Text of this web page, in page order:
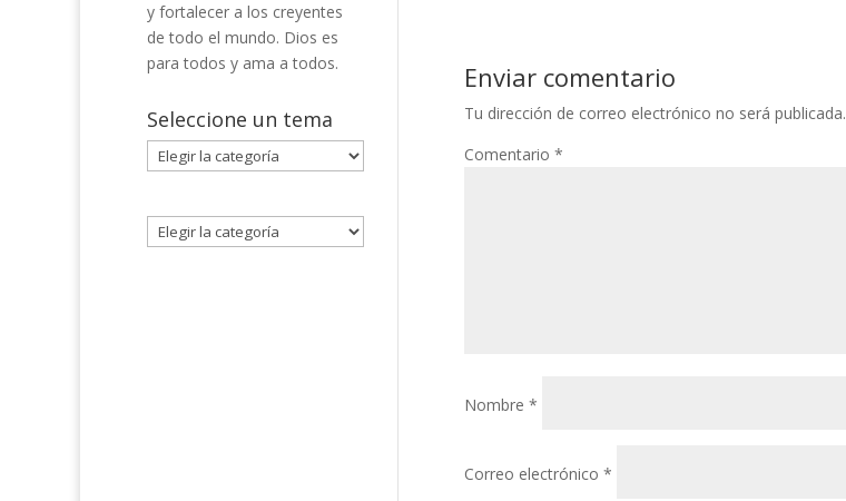
Enviar comentario
Tu dirección de correo electrónico no será publicada.
Comentario *
Nombre *
Correo electrónico *
y fortalecer a los creyentes
de todo el mundo. Dios es
para todos y ama a todos.
Seleccione un tema
Seleccione
un